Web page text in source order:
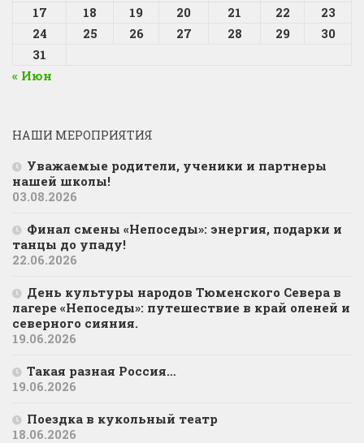
17
18 19 20 21 22
23
24
25 26 27 28 29
30
31
« Июн
НАШИ МЕРОПРИЯТИЯ
Уважаемые родители, ученики и партнеры
нашей школы!
03.08.2026
Финал смены «Непоседы»: энергия, подарки и
танцы до упаду!
22.06.2026
День культуры народов Тюменского Севера в
лагере «Непоседы»: путешествие в край оленей и
северного сияния.
19.06.2026
Такая разная Россия…
19.06.2026
Поездка в кукольный театр
18.06.2026